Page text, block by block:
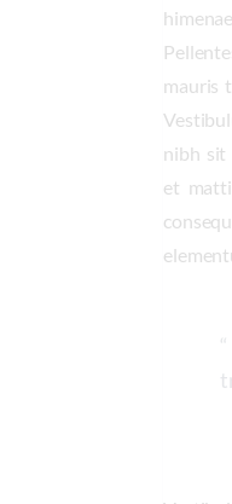
mauris
nibh sit
et